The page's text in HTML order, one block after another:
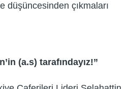
düşüncesinden çıkmaları
(a.s) tarafındayız!”